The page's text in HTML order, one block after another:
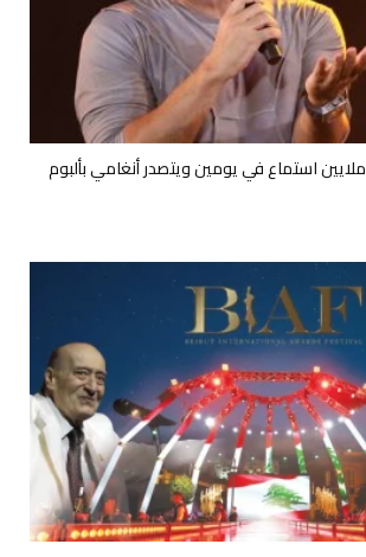
تامر حسني يحقق 5 ملايين استماع في يومين ويتصدر أنغامي بألبوم